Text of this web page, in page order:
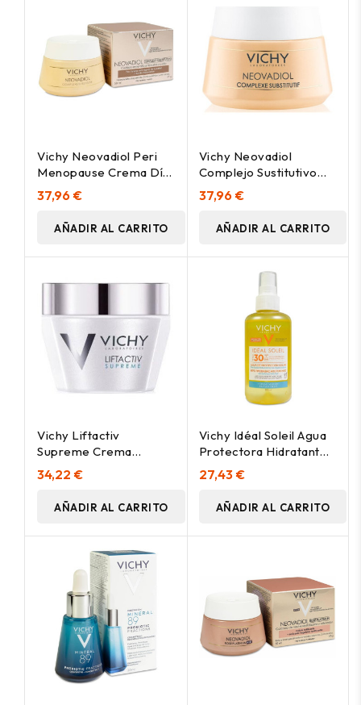
Vichy Neovadiol Peri
Menopause Crema Día
Redensificadora Efecto
Lifting Piel Normal
Mixta 50Ml
37,96 €
AÑADIR AL CARRITO
Vichy Neovadiol
Complejo Sustitutivo
Piel Seca, 50 Ml
37,96 €
AÑADIR AL CARRITO
Vichy Liftactiv
Supreme Crema
Antiarrugas De Día Piel
Normal Mixta 50Ml
34,22 €
AÑADIR AL CARRITO
Vichy Idéal Soleil Agua
Protectora Hidratante
Spf 30, 200 Ml
27,43 €
AÑADIR AL CARRITO